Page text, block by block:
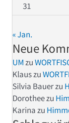
31
« Jan.
Neue
UMzu
Klauszu
Silvia Bauerzu
Dorotheezu
Karinazu